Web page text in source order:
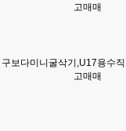
고매매
구보다미니굴삭기,U17용수
고매매